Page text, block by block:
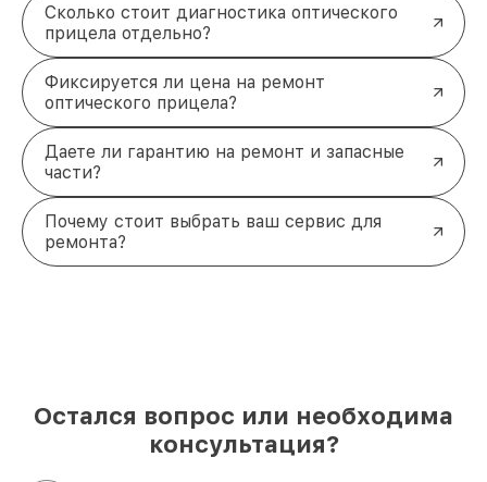
Сколько стоит диагностика оптического
прицела отдельно?
Фиксируется ли цена на ремонт
оптического прицела?
Даете ли гарантию на ремонт и запасные
части?
Почему стоит выбрать ваш сервис для
ремонта?
Остался вопрос или необходима
консультация?